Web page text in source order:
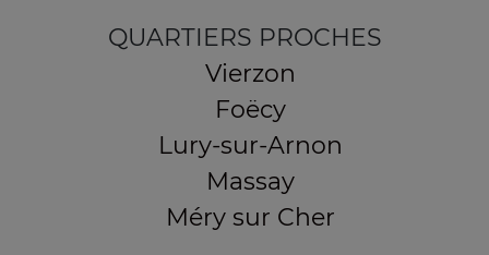
QUARTIERS PROCHES
Vierzon
Foëcy
Lury-sur-Arnon
Massay
Méry sur Cher